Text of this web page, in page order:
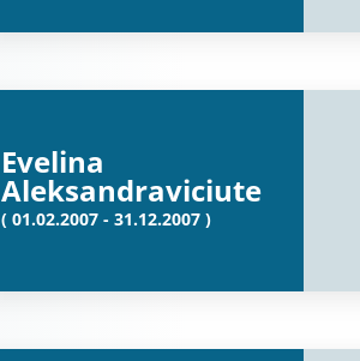
Evelina
Aleksandraviciute
( 01.02.2007 - 31.12.2007 )